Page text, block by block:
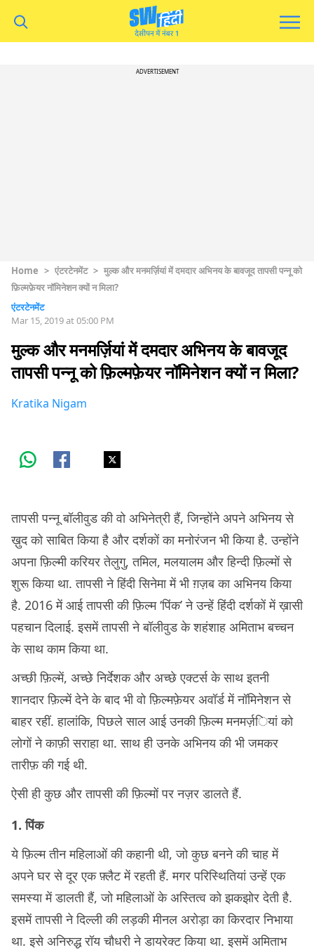
ADVERTISEMENT
Home > एंटरटेनमेंट > मुल्क और मनमर्ज़ियां में दमदार अभिनय के बावजूद तापसी पन्नू को
फ़िल्मफ़ेयर नॉमिनेशन क्यों न मिला?
एंटरटेनमेंट
Mar 15, 2019 at 05:00 PM
मुल्क और मनमर्ज़ियां में दमदार अभिनय के बावजूद
तापसी पन्नू को फ़िल्मफ़ेयर नॉमिनेशन क्यों न मिला?
Kratika Nigam
तापसी पन्नू बॉलीवुड की वो अभिनेत्री हैं, जिन्होंने अपने अभिनय से
ख़ुद को साबित किया है और दर्शकों का मनोरंजन भी किया है. उन्होंने
अपना फ़िल्मी करियर तेलुगु, तमिल, मलयालम और हिन्दी फ़िल्मों से
शुरू किया था. तापसी ने हिंदी सिनेमा में भी ग़ज़ब का अभिनय किया
है. 2016 में आई तापसी की फ़िल्म ‘पिंक’ ने उन्हें हिंदी दर्शकों में ख़ासी
पहचान दिलाई. इसमें तापसी ने बॉलीवुड के शहंशाह अमिताभ बच्चन
के साथ काम किया था.
अच्छी फ़िल्में, अच्छे निर्देशक और अच्छे एक्टर्स के साथ इतनी
शानदार फ़िल्में देने के बाद भी वो फ़िल्मफ़ेयर अवॉर्ड में नॉमिनेशन से
बाहर रहीं. हालांकि, पिछले साल आई उनकी फ़िल्म मनमर्ज़ियां को
लोगों ने काफ़ी सराहा था. साथ ही उनके अभिनय की भी जमकर
तारीफ़ की गई थी.
ऐसी ही कुछ और तापसी की फ़िल्मों पर नज़र डालते हैं.
1. पिंक
ये फ़िल्म तीन महिलाओं की कहानी थी, जो कुछ बनने की चाह में
अपने घर से दूर एक फ़्लैट में रहती हैं. मगर परिस्थितियां उन्हें एक
समस्या में डालती हैं, जो महिलाओं के अस्तित्व को झकझोर देती है.
इसमें तापसी ने दिल्ली की लड़की मीनल अरोड़ा का किरदार निभाया
था. इसे अनिरुद्ध रॉय चौधरी ने डायरेक्ट किया था. इसमें अमिताभ